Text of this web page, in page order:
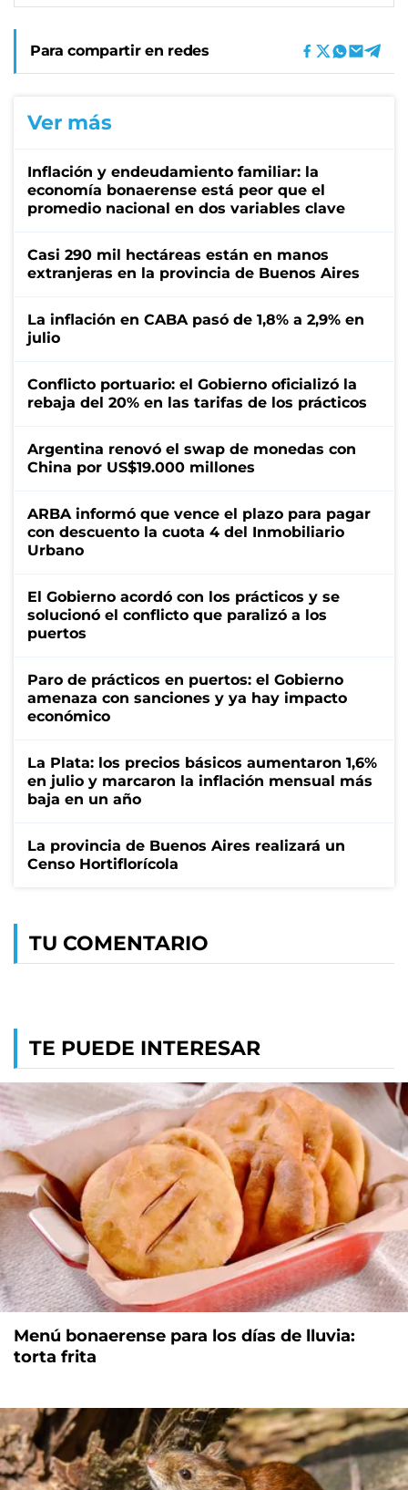
Para compartir en redes
Ver más
Inflación y endeudamiento familiar: la
economía bonaerense está peor que el
promedio nacional en dos variables clave
Casi 290 mil hectáreas están en manos
extranjeras en la provincia de Buenos Aires
La inflación en CABA pasó de 1,8% a 2,9% en
julio
Conflicto portuario: el Gobierno oficializó la
rebaja del 20% en las tarifas de los prácticos
Argentina renovó el swap de monedas con
China por US$19.000 millones
ARBA informó que vence el plazo para pagar
con descuento la cuota 4 del Inmobiliario
Urbano
El Gobierno acordó con los prácticos y se
solucionó el conflicto que paralizó a los
puertos
Paro de prácticos en puertos: el Gobierno
amenaza con sanciones y ya hay impacto
económico
La Plata: los precios básicos aumentaron 1,6%
en julio y marcaron la inflación mensual más
baja en un año
La provincia de Buenos Aires realizará un
Censo Hortiflorícola
TU COMENTARIO
TE PUEDE INTERESAR
Menú bonaerense para los días de lluvia:
torta frita